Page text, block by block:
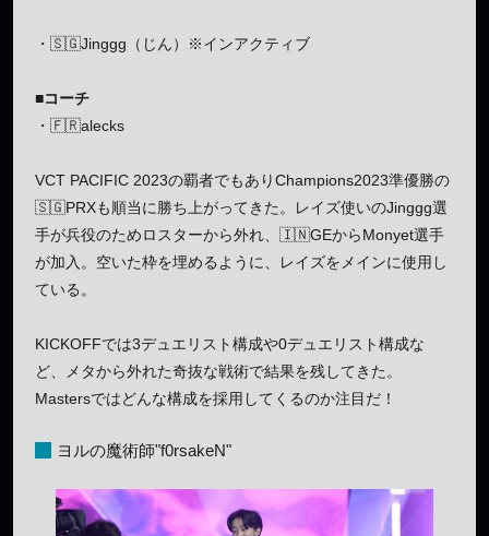
・🇸🇬Jinggg（じん）※インアクティブ
■コーチ
・🇫🇷alecks
VCT PACIFIC 2023の覇者でもありChampions2023準優勝の
🇸🇬PRXも順当に勝ち上がってきた。レイズ使いのJinggg選
手が兵役のためロスターから外れ、🇮🇳GEからMonyet選手
が加入。空いた枠を埋めるように、レイズをメインに使用し
ている。
KICKOFFでは3デュエリスト構成や0デュエリスト構成な
ど、メタから外れた奇抜な戦術で結果を残してきた。
Mastersではどんな構成を採用してくるのか注目だ！
ヨルの魔術師"f0rsakeN"